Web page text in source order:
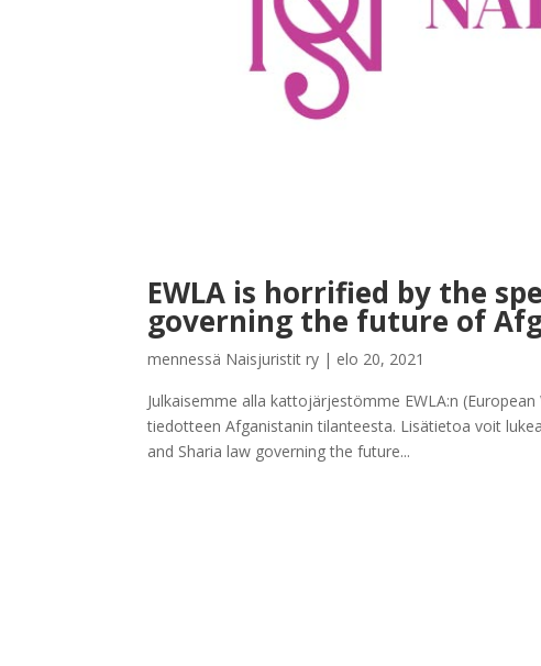
EWLA is horrified by the
governing the future of
mennessä Naisjuristit ry | elo 20, 2021
Julkaisemme alla kattojärjestömme EWLA:n
tiedotteen Afganistanin tilanteesta. Lisätietoa voit
and Sharia law governing the future...